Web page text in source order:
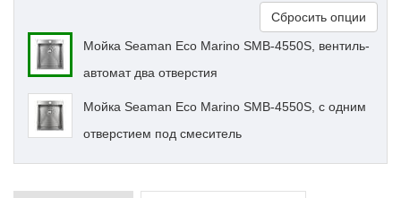
Сбросить опции
Мойка Seaman Eco Marino SMB-4550S, вентиль-
автомат два отверстия
Мойка Seaman Eco Marino SMB-4550S, с одним
отверстием под смеситель